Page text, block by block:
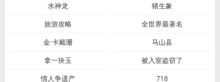
水神龙
猪生象
旅游攻略
全世界最著名
金·卡戴珊
马山县
拿一块玉
被入室盗窃了
情人争遗产
718